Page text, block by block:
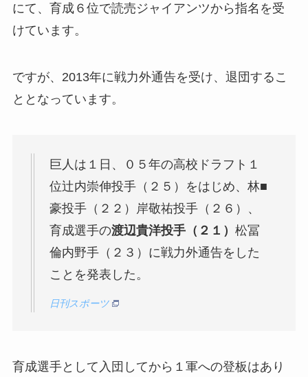
にて、育成６位で読売ジャイアンツから指名を受
けています。
ですが、2013年に戦力外通告を受け、退団するこ
ととなっています。
巨人は１日、０５年の高校ドラフト１
位辻内崇伸投手（２５）をはじめ、林■
豪投手（２２）岸敬祐投手（２６）、
育成選手の渡辺貴洋投手（２１） 松冨
倫内野手（２３）に戦力外通告をした
ことを発表した。
日刊スポーツ
育成選手として入団してから１軍への登板はあり